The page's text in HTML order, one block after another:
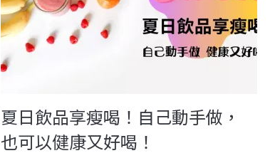
夏日飲品享瘦喝！自己動手做，
也可以健康又好喝！